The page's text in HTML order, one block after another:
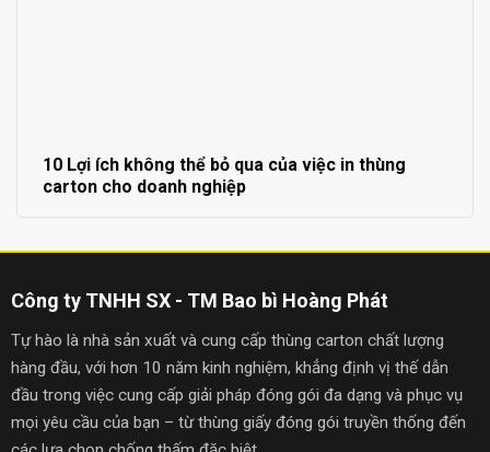
10 Lợi ích không thể bỏ qua của việc in thùng
carton cho doanh nghiệp
Công ty TNHH SX - TM Bao bì Hoàng Phát
Tự hào là nhà sản xuất và cung cấp thùng carton chất lượng
hàng đầu, với hơn 10 năm kinh nghiệm, khẳng định vị thế dẫn
đầu trong việc cung cấp giải pháp đóng gói đa dạng và phục vụ
mọi yêu cầu của bạn – từ thùng giấy đóng gói truyền thống đến